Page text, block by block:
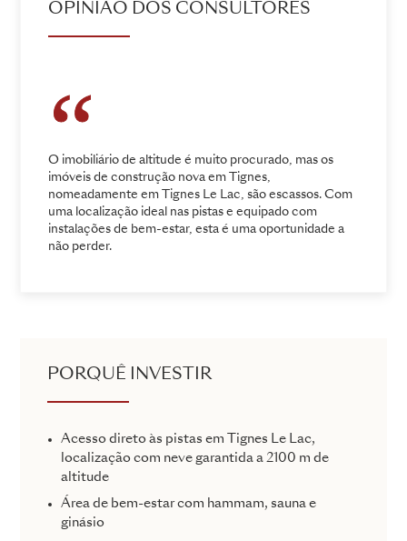
OPINIÃO DOS CONSULTORES
O imobiliário de altitude é muito procurado, mas os
imóveis de construção nova em Tignes,
nomeadamente em Tignes Le Lac, são escassos. Com
uma localização ideal nas pistas e equipado com
instalações de bem-estar, esta é uma oportunidade a
não perder.
PORQUÊ INVESTIR
Acesso direto às pistas em Tignes Le Lac,
localização com neve garantida a 2100 m de
altitude
Área de bem-estar com hammam, sauna e
ginásio